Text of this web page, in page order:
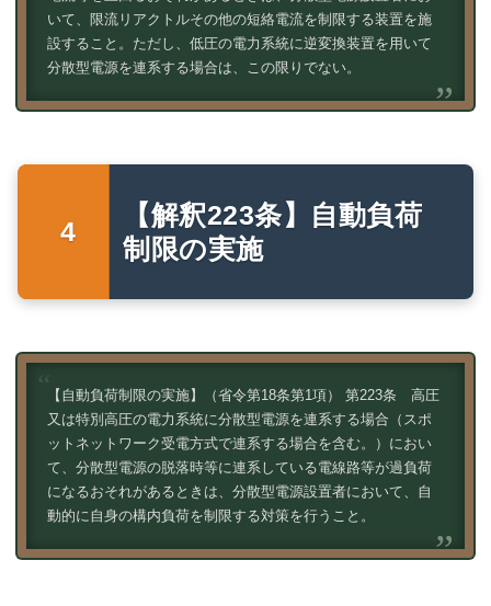
いて、限流リアクトルその他の短絡電流を制限する装置を施
設すること。ただし、低圧の電力系統に逆変換装置を用いて
分散型電源を連系する場合は、この限りでない。
【解釈223条】自動負荷
制限の実施
【自動負荷制限の実施】（省令第18条第1項） 第223条 高圧
又は特別高圧の電力系統に分散型電源を連系する場合（スポ
ットネットワーク受電方式で連系する場合を含む。）におい
て、分散型電源の脱落時等に連系している電線路等が過負荷
になるおそれがあるときは、分散型電源設置者において、自
動的に自身の構内負荷を制限する対策を行うこと。